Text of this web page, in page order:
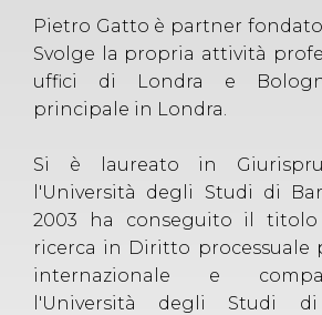
Pietro Gatto è partner
Svolge la propria attività
uffici di Londra e
principale in Londra.
Si è laureato in
l'Università degli Studi di
2003 ha conseguito il
ricerca in Diritto processuale
internazionale e
l'Università degli Studi